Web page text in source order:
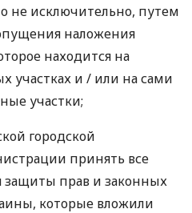
не исключительно, путем
наложения
находится на
участках и / или на сами
участки;
городской
принять все
прав и законных
которые вложили